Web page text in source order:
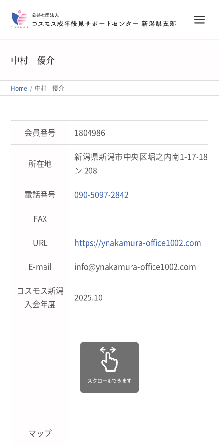
a
中村 優介
Home / 中村 優介
会員番号 1804986
所在地
新潟県新潟市中央区堀之内南1-17-18
ン 208
電話番号 090-5097-2842
FAX
URL https://ynakamura-office1002.com
E-mail info@ynakamura-office1002.com
コスモス新潟
入会年度
2025.10
マップ
スクロールできます